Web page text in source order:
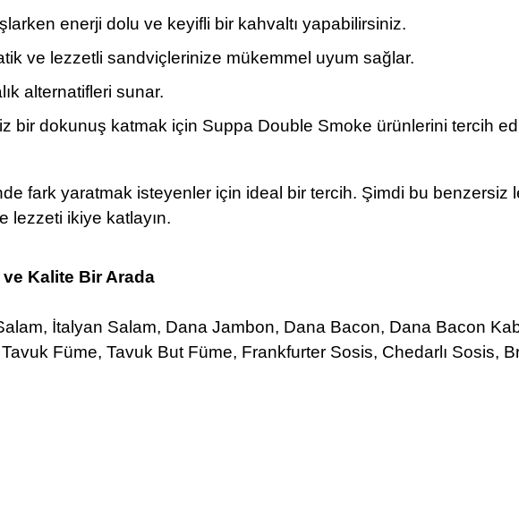
enerji dolu ve keyifli bir kahvaltı yapabilirsiniz.
ve lezzetli sandviçlerinize mükemmel uyum sağlar.
alternatifleri sunar.
bir dokunuş katmak için Suppa Double Smoke ürünlerini tercih
fark yaratmak isteyenler için ideal bir tercih. Şimdi bu benzersiz
lezzeti ikiye katlayın.
Kalite Bir Arada
İtalyan Salam, Dana Jambon, Dana Bacon, Dana Bacon
Füme, Tavuk But Füme, Frankfurter Sosis, Chedarlı Sosis,